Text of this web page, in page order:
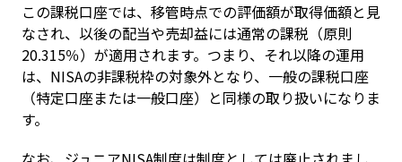
この課税口座では、移管時点での評価額が取得価額と見
なされ、以後の配当や売却益には通常の課税（原則
20.315％）が適用されます。つまり、それ以降の運用
は、NISAの非課税枠の対象外となり、一般の課税口座
（特定口座または一般口座）と同様の取り扱いになりま
す。